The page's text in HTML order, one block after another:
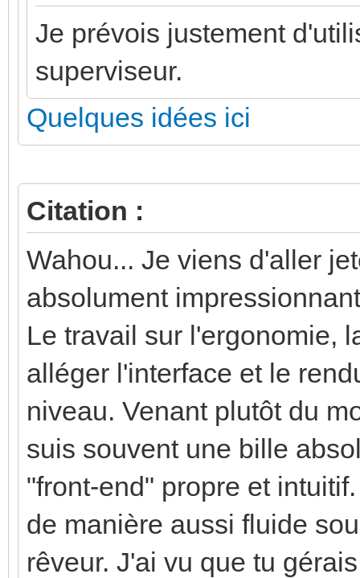
Je prévois justement
superviseur.
Quelques idées ici
Citation :
Wahou... Je viens d'aller
absolument
Le travail sur l'ergonomie,
alléger l'interface et le
niveau. Venant plutôt du
suis souvent une bille
"front-end" propre et
de manière aussi fluide
rêveur. J'ai vu que tu